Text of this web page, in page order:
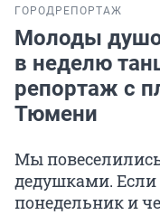
ГОРОД РЕПОРТАЖ
Молоды
в неделю
репортаж с
Тюмени
Мы
дедушками. Если
понедельник и